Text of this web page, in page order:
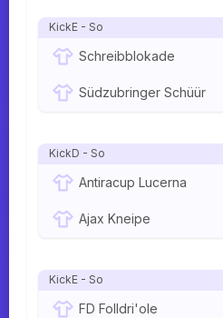
KickE - So
Schreibblokade
Südzubringer Schüür
KickD - So
Antiracup Lucerna
Ajax Kneipe
KickE - So
FD Folldri'ole